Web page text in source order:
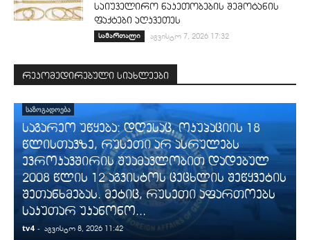
საიუველირო ნაკეთობების შემოტანის
ფაქტები აღკვეთეს
სამართალი აგვისტო 7, 2026 17:32
რეკომედირებული სიახლეები
ᲡᲐᲖᲝᲒᲐᲓᲝᲔᲑᲐ
საგარეო უწყება: დღესაც, ოკუპაციის 18
წლისთავზე, რუსეთი არ ასრულებს
ევროკავშირის შუამავლობით დადებულ
2008 წლის 12 აგვისტოს ცეცხლის შეწყვეტის
შეთანხმებას. მეტიც, რუსეთი აფართოებს
საკუთარ უკანონო...
tv4 - აგვისტო 8, 2026 11:42